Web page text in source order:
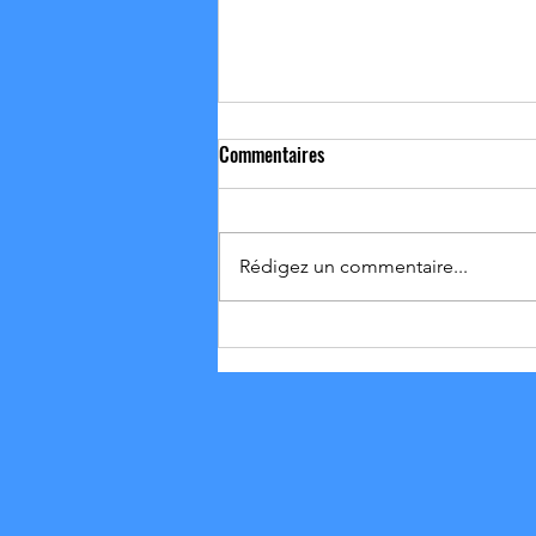
Commentaires
Rédigez un commentaire...